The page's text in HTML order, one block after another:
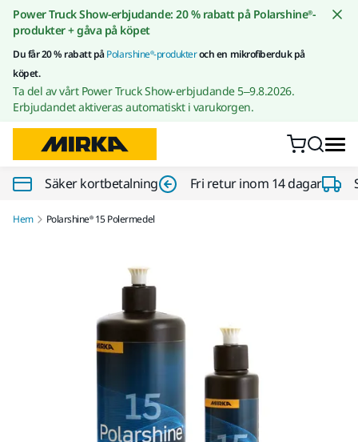
Gå till innehållet
Power Truck Show-erbjudande: 20 % rabatt på Polarshine®-
produkter + gåva på köpet
Du får 20 % rabatt påPolarshine®-produkteroch en mikrofiberduk på
köpet.
Ta del av vårt Power Truck Show-erbjudande 5–9.8.2026.
Erbjudandet aktiveras automatiskt i varukorgen.
Säker kortbetalning Fri retur inom 14 dagar
Hem Polarshine® 15 Polermedel